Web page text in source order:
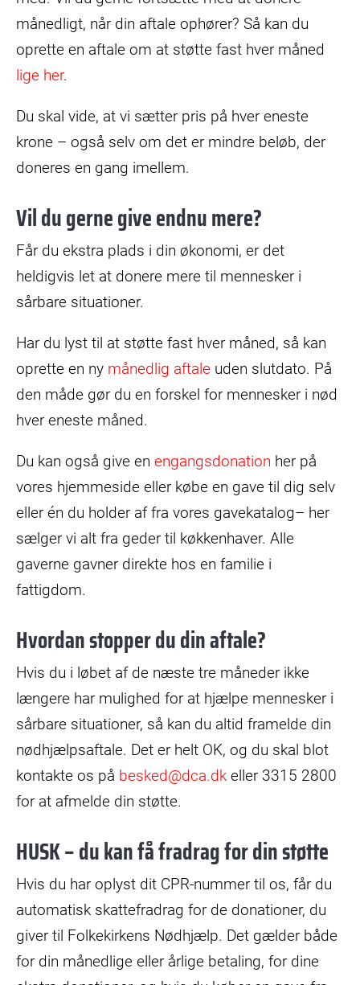
månedligt, når din aftale ophører? Så kan du
oprette en aftale om at støtte fast hver måned
lige her.
Du skal vide, at vi sætter pris på hver eneste
krone – også selv om det er mindre beløb, der
doneres en gang imellem.
Vil du gerne give endnu mere?
Får du ekstra plads i din økonomi, er det
heldigvis let at donere mere til mennesker i
sårbare situationer.
Har du lyst til at støtte fast hver måned, så kan
oprette en ny månedlig aftale uden slutdato. På
den måde gør du en forskel for mennesker i nød
hver eneste måned.
Du kan også give en engangsdonation her på
vores hjemmeside eller købe en gave til dig selv
eller én du holder af fra vores gavekatalog– her
sælger vi alt fra geder til køkkenhaver. Alle
gaverne gavner direkte hos en familie i
fattigdom.
Hvordan stopper du din aftale?
Hvis du i løbet af de næste tre måneder ikke
længere har mulighed for at hjælpe mennesker i
sårbare situationer, så kan du altid framelde din
nødhjælpsaftale. Det er helt OK, og du skal blot
kontakte os på besked@dca.dk eller 3315 2800
for at afmelde din støtte.
HUSK – du kan få fradrag for din støtte
Hvis du har oplyst dit CPR-nummer til os, får du
automatisk skattefradrag for de donationer, du
giver til Folkekirkens Nødhjælp. Det gælder både
for din månedlige eller årlige betaling, for dine